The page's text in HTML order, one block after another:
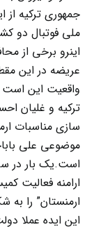
جمهوری ترکیه از
ملی فوتبال دو
اینرو برخی از
عریضه در این
ترکیه و غلیان
سازی مناسبات
موضوعی علی
ارامنه فعالیت
ارمنستان” را
این ایده عملا